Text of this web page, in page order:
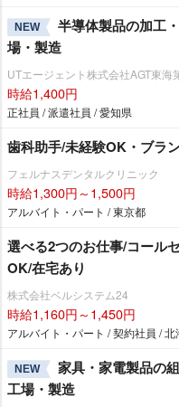
NEW
半導体製品の加工
場・製造
UTエージェント株式会社AGT東海
時給1,400円
正社員 / 派遣社員 / 愛知県
歯科助手/未経験OK・ブラ
フェルナスデンタルクリニック
時給1,300円～1,500円
アルバイト・パート / 東京都
選べる2つのお仕事/コール
OK/在宅あり
株式会社ベルシステム24
時給1,160円～1,450円
アルバイト・パート / 契約社員 / 北
NEW
家具・家電製品の
工場・製造